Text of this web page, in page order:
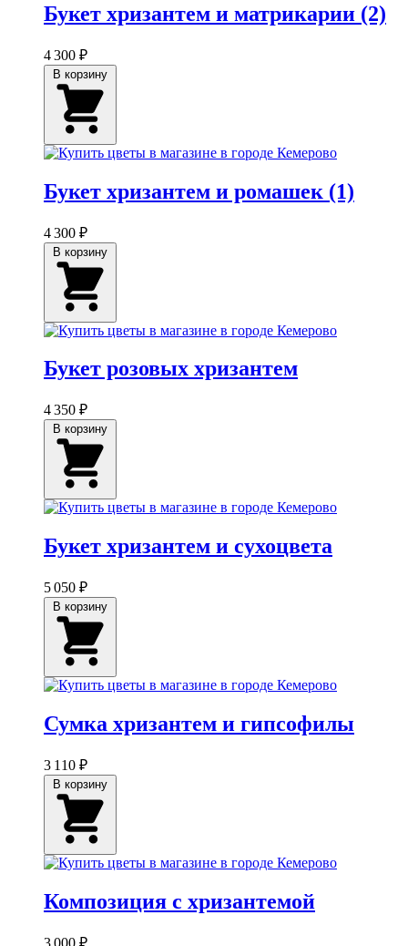
Букет хризантем и матрикарии (2)
4 300 ₽
Букет хризантем и ромашек (1)
4 300 ₽
Букет розовых хризантем
4 350 ₽
Букет хризантем и сухоцвета
5 050 ₽
Сумка хризантем и гипсофилы
3 110 ₽
Композиция с хризантемой
3 000 ₽